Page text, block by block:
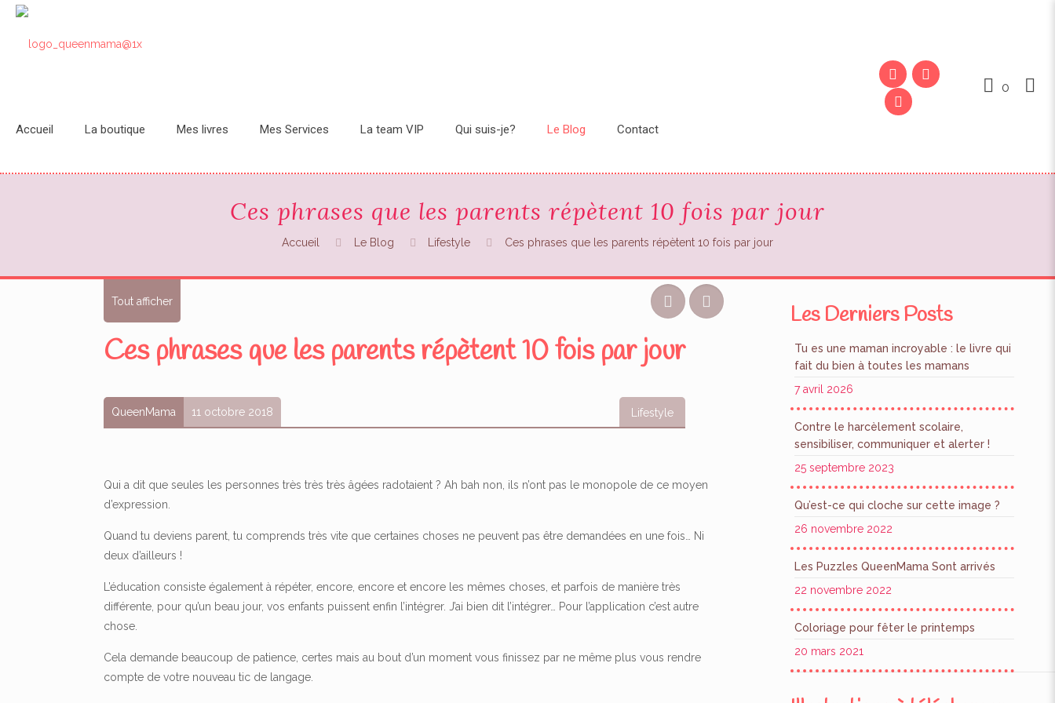
Accueil La boutique Mes livres Mes Services La team VIP Qui suis-je? Le Blog Contact
0
Ces phrases que les parents répètent 10 fois par jour
Accueil Le Blog Lifestyle Ces phrases que les parents répètent 10 fois par jour
Tout afficher
Ces phrases que les parents répètent 10 fois par jour
QueenMama 11 octobre 2018 Lifestyle
Qui a dit que seules les personnes très très très âgées radotaient ? Ah bah non, ils n’ont pas le monopole de ce moyen
d’expression.
Quand tu deviens parent, tu comprends très vite que certaines choses ne peuvent pas être demandées en une fois… Ni
deux d’ailleurs !
L’éducation consiste également à répéter, encore, encore et encore les mêmes choses, et parfois de manière très
différente, pour qu’un beau jour, vos enfants puissent enfin l’intégrer. J’ai bien dit l’intégrer… Pour l’application c’est autre
chose.
Cela demande beaucoup de patience, certes mais au bout d’un moment vous finissez par ne même plus vous rendre
compte de votre nouveau tic de langage.
Les Derniers Posts
Tu es une maman incroyable : le livre qui
fait du bien à toutes les mamans
7 avril 2026
Contre le harcèlement scolaire,
sensibiliser, communiquer et alerter !
25 septembre 2023
Qu’est-ce qui cloche sur cette image ?
26 novembre 2022
Les Puzzles QueenMama Sont arrivés
22 novembre 2022
Coloriage pour fêter le printemps
20 mars 2021